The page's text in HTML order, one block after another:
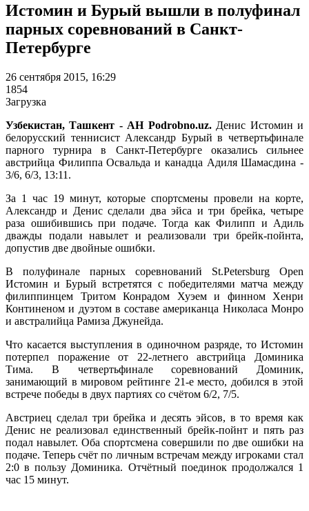
Истомин и Бурый вышли в полуфинал
парных соревнований в Санкт-
Петербурге
26 сентября 2015, 16:29
1854
Загрузка
Узбекистан, Ташкент - АН Podrobno.uz.Денис Истомин и
белорусский теннисист Александр Бурый в четвертьфинале
парного турнира в Санкт-Петербурге оказались сильнее
австрийца Филиппа Освальда и канадца Адиля Шамасдина -
3/6, 6/3, 13:11.
За 1 час 19 минут, которые спортсмены провели на корте,
Александр и Денис сделали два эйса и три брейка, четыре
раза ошибившись при подаче. Тогда как Филипп и Адиль
дважды подали навылет и реализовали три брейк-пойнта,
допустив две двойные ошибки.
В полуфинале парных соревнований St.Petersburg Open
Истомин и Бурый встретятся с победителями матча между
филиппинцем Тритом Конрадом Хуэем и финном Хенри
Континеном и дуэтом в составе американца Николаса Монро
и австралийца Рамиза Джунейда.
Что касается выступления в одиночном разряде, то Истомин
потерпел поражение от 22-летнего австрийца Доминика
Тима. В четвертьфинале соревнований Доминик,
занимающий в мировом рейтинге 21-е место, добился в этой
встрече победы в двух партиях со счётом 6/2, 7/5.
Австриец сделал три брейка и десять эйсов, в то время как
Денис не реализовал единственный брейк-пойнт и пять раз
подал навылет. Оба спортсмена совершили по две ошибки на
подаче. Теперь счёт по личным встречам между игроками стал
2:0 в пользу Доминика. Отчётный поединок продолжался 1
час 15 минут.